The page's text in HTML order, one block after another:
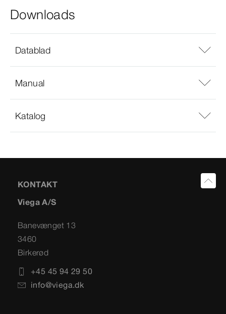
Downloads
Datablad
Manual
Katalog
KONTAKT
Viega A/S
Banevænget 13
3460
Birkerød
+45 45 94 29 50
info@viega.dk